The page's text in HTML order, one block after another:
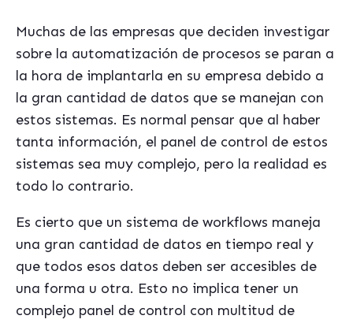
Muchas de las empresas que deciden investigar
sobre la automatización de procesos se paran a
la hora de implantarla en su empresa debido a
la gran cantidad de datos que se manejan con
estos sistemas. Es normal pensar que al haber
tanta información, el panel de control de estos
sistemas sea muy complejo, pero la realidad es
todo lo contrario.
Es cierto que un sistema de workflows maneja
una gran cantidad de datos en tiempo real y
que todos esos datos deben ser accesibles de
una forma u otra. Esto no implica tener un
complejo panel de control con multitud de